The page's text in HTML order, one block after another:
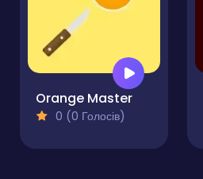
Orange Master
0 (0 Голосів)